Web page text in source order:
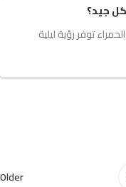
جيد؟
توفر رؤية ليلية
Older